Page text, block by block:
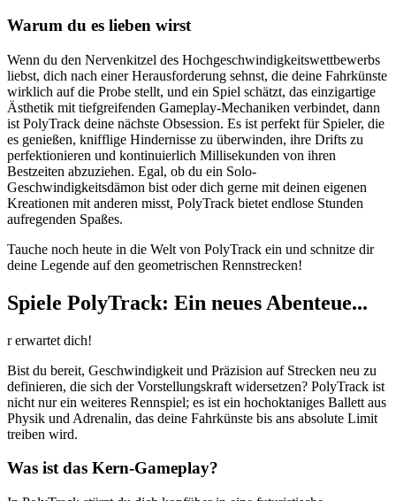
Warum du es lieben wirst
Wenn du den Nervenkitzel des Hochgeschwindigkeitswettbewerbs
liebst, dich nach einer Herausforderung sehnst, die deine Fahrkünste
wirklich auf die Probe stellt, und ein Spiel schätzt, das einzigartige
Ästhetik mit tiefgreifenden Gameplay-Mechaniken verbindet, dann
ist PolyTrack deine nächste Obsession. Es ist perfekt für Spieler, die
es genießen, knifflige Hindernisse zu überwinden, ihre Drifts zu
perfektionieren und kontinuierlich Millisekunden von ihren
Bestzeiten abzuziehen. Egal, ob du ein Solo-
Geschwindigkeitsdämon bist oder dich gerne mit deinen eigenen
Kreationen mit anderen misst, PolyTrack bietet endlose Stunden
aufregenden Spaßes.
Tauche noch heute in die Welt von PolyTrack ein und schnitze dir
deine Legende auf den geometrischen Rennstrecken!
Spiele PolyTrack: Ein neues Abenteue...
r erwartet dich!
Bist du bereit, Geschwindigkeit und Präzision auf Strecken neu zu
definieren, die sich der Vorstellungskraft widersetzen? PolyTrack ist
nicht nur ein weiteres Rennspiel; es ist ein hochoktaniges Ballett aus
Physik und Adrenalin, das deine Fahrkünste bis ans absolute Limit
treiben wird.
Was ist das Kern-Gameplay?